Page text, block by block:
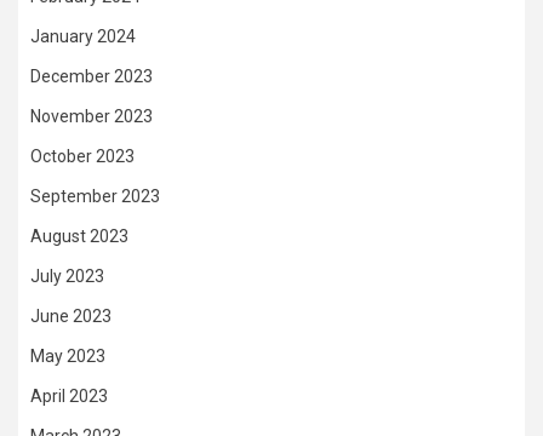
January 2024
December 2023
November 2023
October 2023
September 2023
August 2023
July 2023
June 2023
May 2023
April 2023